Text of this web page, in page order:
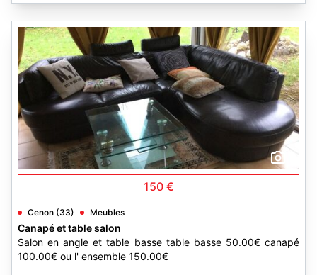
150 €
Cenon (33) Meubles
Canapé et table salon
Salon en angle et table basse table basse 50.00€ canapé
100.00€ ou l' ensemble 150.00€